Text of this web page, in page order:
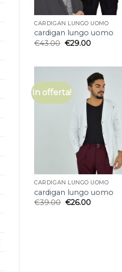
CARDIGAN LUNGO UOMO
cardigan lungo uomo
€43.00 €29.00
In offerta!
CARDIGAN LUNGO UOMO
cardigan lungo uomo
€39.00 €26.00